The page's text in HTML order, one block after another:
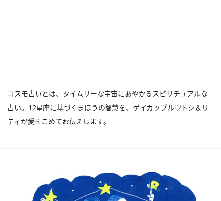
コスモ占いとは、タイムリーな宇宙にあやかるスピリチュアルな
占い。12星座に基づくまほうの智慧を、ゲイカップル♡トシ＆リ
ティが愛をこめてお伝えします。